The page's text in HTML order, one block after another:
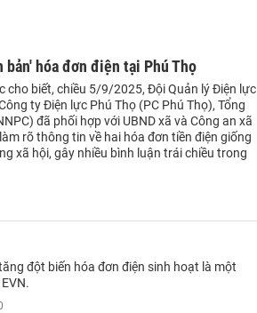
hóa đơn điện tại Phú Thọ
cho biết, chiều 5/9/2025, Đội Quản lý Điện lực
ty Điện lực Phú Thọ (PC Phú Thọ), Tổng
đã phối hợp với UBND xã và Công an xã
rõ thông tin về hai hóa đơn tiền điện giống
xã hội, gây nhiều bình luận trái chiều trong
đột biến hóa đơn điện sinh hoạt là một